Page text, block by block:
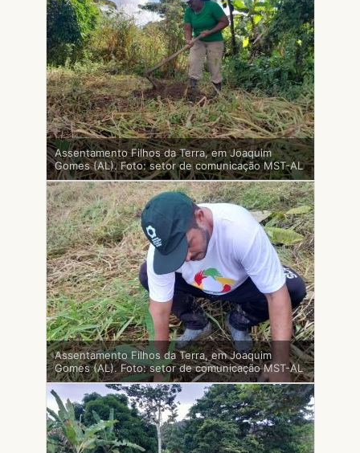
Assentamento Filhos da Terra, em Joaquim
Gomes (AL). Foto: setor de comunicação MST-AL
Assentamento Filhos da Terra, em Joaquim
Gomes (AL). Foto: setor de comunicação MST-AL